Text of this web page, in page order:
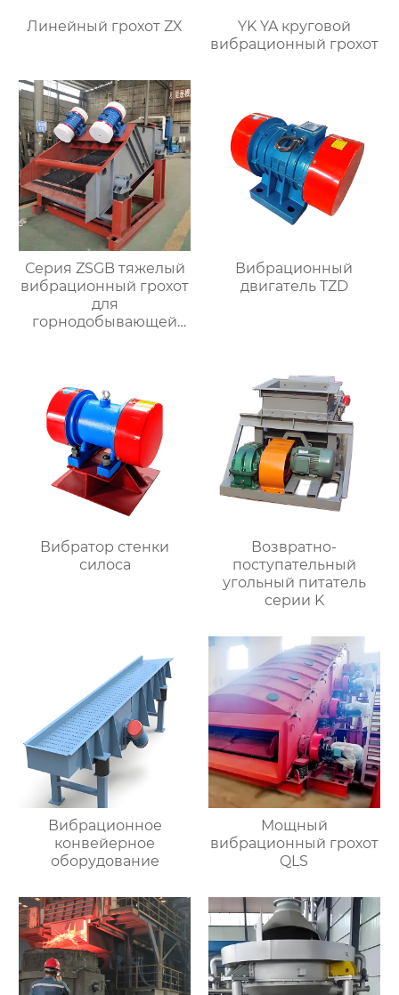
Линейный грохот ZX
YK YA круговой
вибрационный грохот
Серия ZSGB тяжелый
вибрационный грохот
для
горнодобывающей
Вибрационный
двигатель TZD
Вибратор стенки
силоса
Возвратно-
поступательный
угольный питатель
серии K
Вибрационное
конвейерное
оборудование
Мощный
вибрационный грохот
QLS